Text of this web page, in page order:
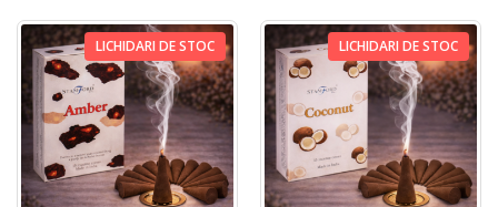
LICHIDARI DE STOC LICHIDARI DE STOC